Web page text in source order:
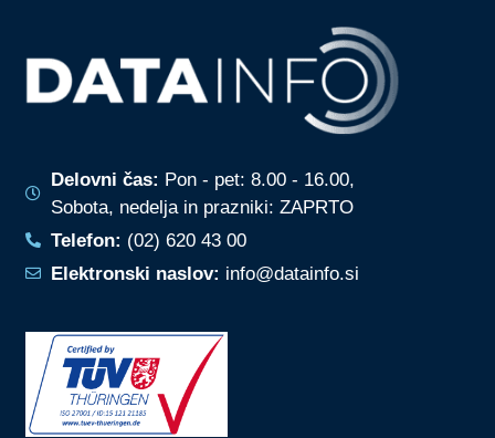
Delovni čas: Pon - pet: 8.00 - 16.00,
Sobota, nedelja in prazniki: ZAPRTO
Telefon: (02) 620 43 00
Elektronski naslov: info@datainfo.si